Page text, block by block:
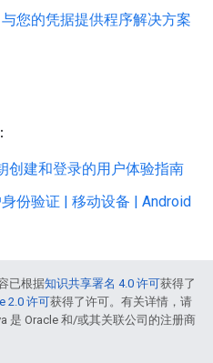
您的凭据提供程序解决方案
创建和登录的用户体验指南
份验证 | 移动设备 | Android
已根据知识共享署名 4.0 许可获得了
2.0 许可获得了许可。有关详情，请
是 Oracle 和/或其关联公司的注册商